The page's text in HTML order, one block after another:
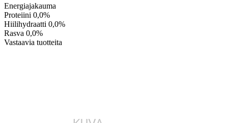
Energiajakauma
Proteiini 0,0%
Hiilihydraatti 0,0%
Rasva 0,0%
Vastaavia tuotteita